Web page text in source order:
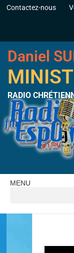
Contactez-nous
Daniel
RADIO